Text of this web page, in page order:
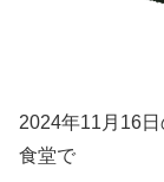
2024年11月16
食堂で